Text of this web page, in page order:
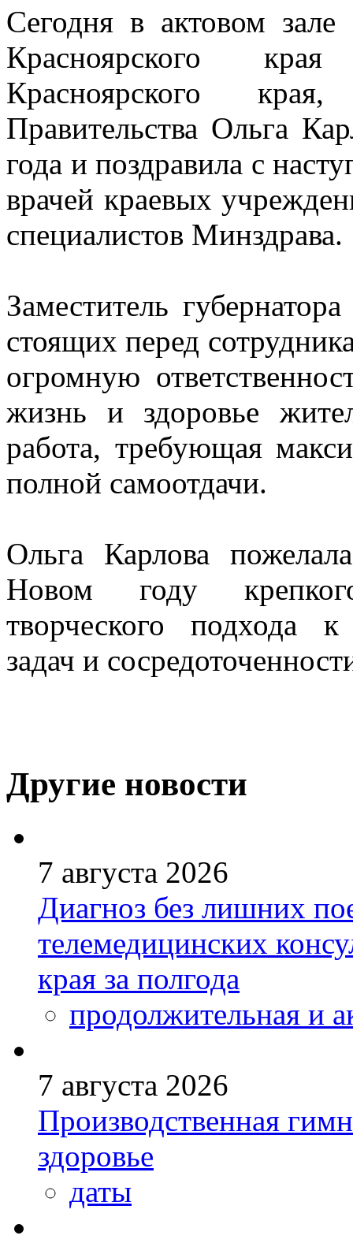
Сегодня в актовом зале
Красноярского края
Красноярского края,
Правительства Ольга
года и поздравила с
врачей краевых
специалистов Минздрава.
Заместитель
стоящих перед
огромную
жизнь и здоровье
работа, требующая
полной самоотдачи.
Ольга Карлова
Новом году
творческого подхода
задач и
Другие новости
7 августа 2026
Диагноз без лишних
телемедицинских
края за полгода
продолжительная и
7 августа 2026
Производственная
здоровье
даты